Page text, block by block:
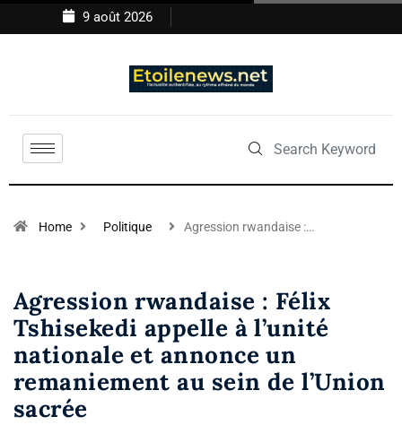
9 août 2026
Home Politique Agression rwandaise :…
Agression rwandaise : Félix
Tshisekedi appelle à l’unité
nationale et annonce un
remaniement au sein de l’Union
sacrée